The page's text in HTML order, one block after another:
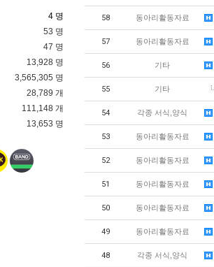
58 동아리활동자료
57 동아리활동자료
56 기타
55 기타
54 각종 서식,양식
53 동아리활동자료
52 동아리활동자료
51 동아리활동자료
50 동아리활동자료
49 동아리활동자료
48 각종 서식,양식
4 명
53 명
47 명
13,928 명
3,565,305 명
28,789 개
111,148 개
13,653 명